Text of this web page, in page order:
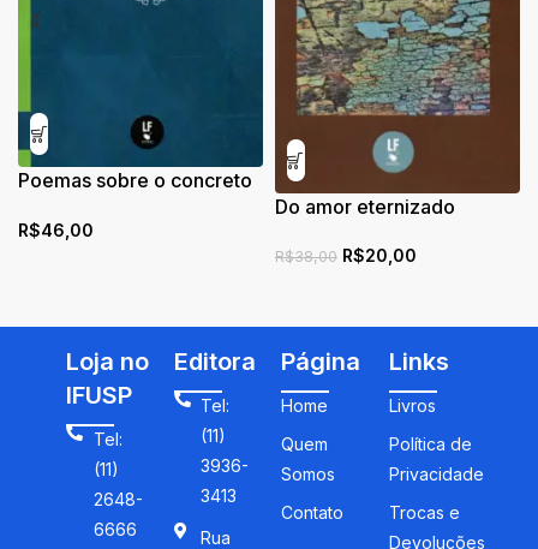
Poemas sobre o concreto
R$46,00
Do amor eternizado
R$38,00 R$20,00
Loja no
IFUSP
Tel:
(11)
2648-
6666
Editora
Tel:
(11)
3936-
3413
Rua
Página
Home
Quem
Somos
Contato
Links
Livros
Política de
Privacidade
Trocas e
Devoluções